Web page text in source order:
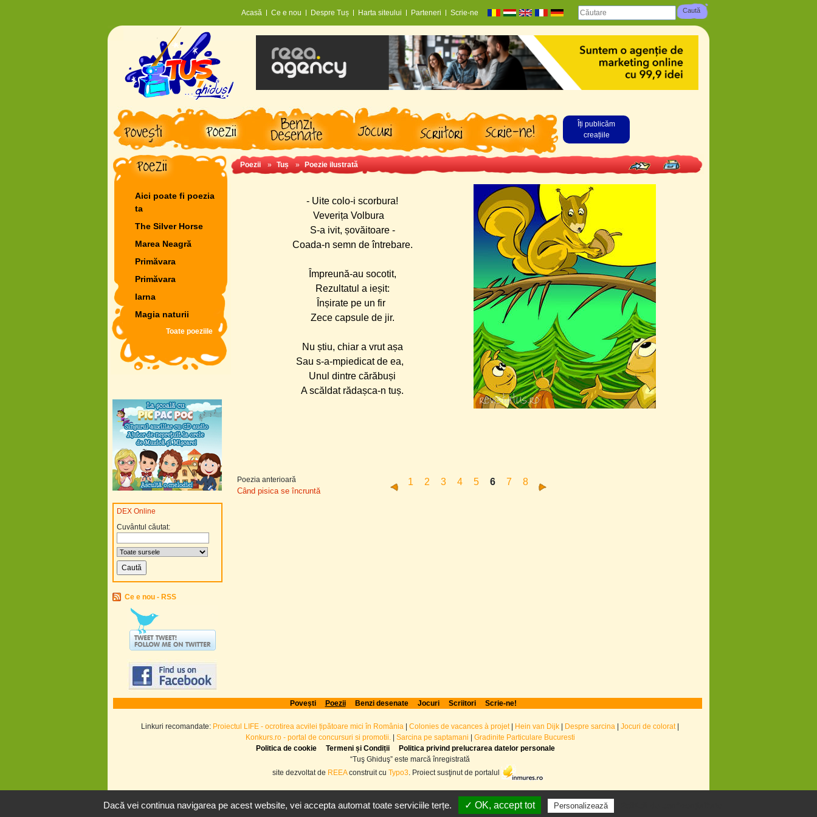
Acasă Ce e nou Despre Tuș Harta siteului Parteneri Scrie-ne
Îți publicăm
creațiile
Aici poate fi poezia
ta
The Silver Horse
Marea Neagră
Primăvara
Primăvara
Iarna
Magia naturii
Toate poeziile
DEX Online
Cuvântul căutat:
Ce e nou - RSS
Poezii » Tuș » Poezie ilustrată
- Uite colo-i scorbura!
Veverița Volbura
S-a ivit, șovăitoare -
Coada-n semn de întrebare.
Împreună-au socotit,
Rezultatul a ieșit:
Înșirate pe un fir
Zece capsule de jir.
Nu știu, chiar a vrut așa
Sau s-a-mpiedicat de ea,
Unul dintre cărăbuși
A scăldat rădașca-n tuș.
Poezia anterioară
Când pisica se încruntă
1 2 3 4 5 6 7 8
Povești Poezii Benzi desenate Jocuri Scriitori Scrie-ne!
Linkuri recomandate: Proiectul LIFE - ocrotirea acvilei țipătoare mici în România Colonies de vacances à projet| Hein van Dijk Despre sarcina Jocuri de colorat
Konkurs.ro - portal de concursuri si promotii.| Sarcina pe saptamani
Gradinite Particulare Bucuresti
Politica de cookie
Termeni și Condiții
Politica privind prelucrarea datelor personale
“Tuş Ghiduş” este marcă înregistrată
site dezvoltat de REEAconstruit cu Typo3 . Proiect susţinut de portalul
Dacă vei continua navigarea pe acest website, vei accepta automat toate serviciile terțe. ✓ OK, accept tot Personalizează